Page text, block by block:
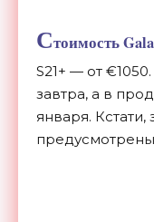
Стоимость
S21+ — от €
завтра, а в
января. Кстати,